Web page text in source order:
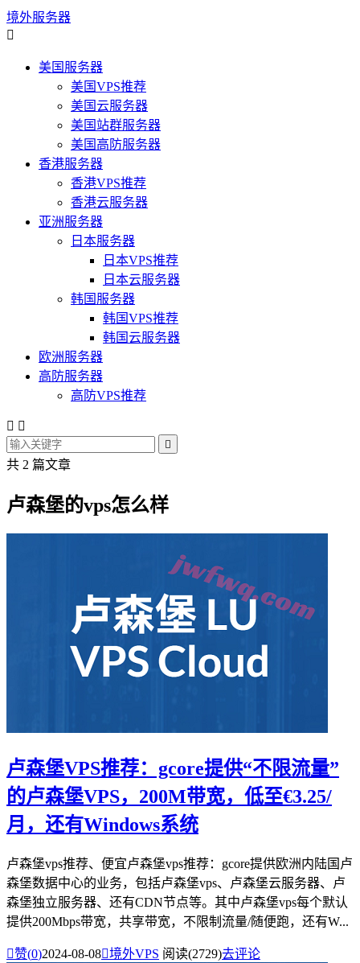
境外服务器

美国服务器
美国VPS推荐
美国云服务器
美国站群服务器
美国高防服务器
香港服务器
香港VPS推荐
香港云服务器
亚洲服务器
日本服务器
日本VPS推荐
日本云服务器
韩国服务器
韩国VPS推荐
韩国云服务器
欧洲服务器
高防服务器
高防VPS推荐
 

共 2 篇文章
卢森堡的vps怎么样
卢森堡VPS推荐：gcore提供“不限流量”
的卢森堡VPS，200M带宽，低至€3.25/
月，还有Windows系统
卢森堡vps推荐、便宜卢森堡vps推荐：gcore提供欧洲内陆国卢
森堡数据中心的业务，包括卢森堡vps、卢森堡云服务器、卢
森堡独立服务器、还有CDN节点等。其中卢森堡vps每个默认
提供200Mbps带宽，共享带宽，不限制流量/随便跑，还有W...
赞(0)2024-08-08境外VPS 阅读(2729)去评论